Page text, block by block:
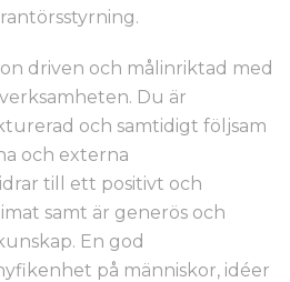
driven och målinriktad med
Du är
och samtidigt följsam
och externa
till ett positivt och
samt är generös och
En god
på människor, idéer